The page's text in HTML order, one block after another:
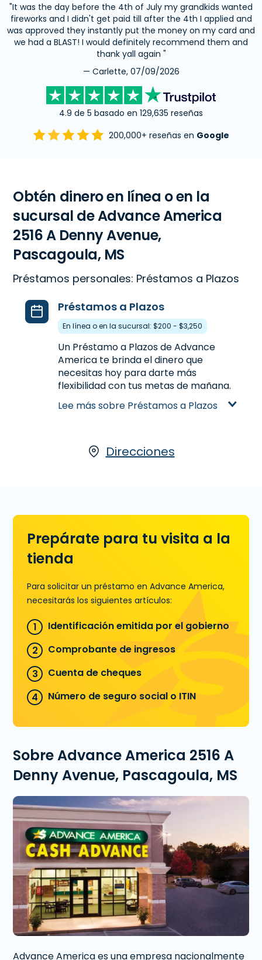
"It was the day before the 4th of July my grandkids wanted
fireworks and I didn't get paid till after the 4th I applied and
was approved they instantly put the money on my card and
we had a BLAST! I would definitely recommend them and
thank yall again "
— Carlette, 07/09/2026
4.9 de 5 basado en 129,635 reseñas
200,000+ reseñas en Google
Obtén dinero en línea o en la
sucursal de Advance America
2516 A Denny Avenue,
Pascagoula, MS
Préstamos personales: Préstamos a Plazos
Préstamos a Plazos
En línea o en la sucursal: $200 - $3,250
Un Préstamo a Plazos de Advance
America te brinda el dinero que
necesitas hoy para darte más
flexibilidad con tus metas de mañana.
A diferencia de los Préstamos de Día
de Pago, un Préstamo a Plazos te
tiempo. Los Préstamos a Plazos están
llamanos(228) 696-2591para
sucursal..
Aprende más sobre Préstamos a
Lee más sobre Préstamos a Plazos
Direcciones
Prepárate para tu visita a la
tienda
Para solicitar un préstamo en Advance America,
necesitarás los siguientes artículos:
Identificación emitida por el gobierno
Comprobante de ingresos
Cuenta de cheques
Número de seguro social o ITIN
Sobre Advance America 2516 A
Denny Avenue, Pascagoula, MS
Advance America es una empresa nacionalmente